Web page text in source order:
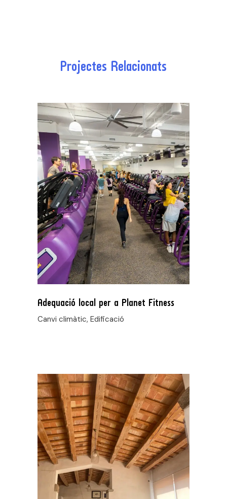
Projectes Relacionats
Adequació local per a Planet Fitness
Canvi climàtic, Edificació